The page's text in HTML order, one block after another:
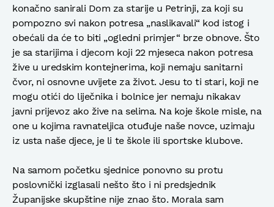
konačno sanirali Dom za starije u Petrinji, za koji su
pompozno svi nakon potresa „naslikavali“ kod istog i
obećali da će to biti „ogledni primjer“ brze obnove. Što
je sa starijima i djecom koji 22 mjeseca nakon potresa
žive u uredskim kontejnerima, koji nemaju sanitarni
čvor, ni osnovne uvijete za život. Jesu to ti stari, koji ne
mogu otići do liječnika i bolnice jer nemaju nikakav
javni prijevoz ako žive na selima. Na koje škole misle, na
one u kojima ravnateljica otuđuje naše novce, uzimaju
iz usta naše djece, je li te škole ili sportske klubove.
Na samom početku sjednice ponovno su protu
poslovnički izglasali nešto što i ni predsjednik
Županijske skupštine nije znao što. Morala sam